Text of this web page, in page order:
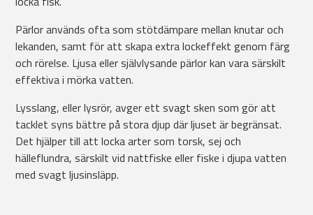
Pärlor används ofta som stötdämpare mellan knutar och
lekanden, samt för att skapa extra lockeffekt genom färg
och rörelse. Ljusa eller självlysande pärlor kan vara särskilt
effektiva i mörka vatten.
Lysslang, eller lysrör, avger ett svagt sken som gör att
tacklet syns bättre på stora djup där ljuset är begränsat.
Det hjälper till att locka arter som torsk, sej och
hälleflundra, särskilt vid nattfiske eller fiske i djupa vatten
med svagt ljusinsläpp.